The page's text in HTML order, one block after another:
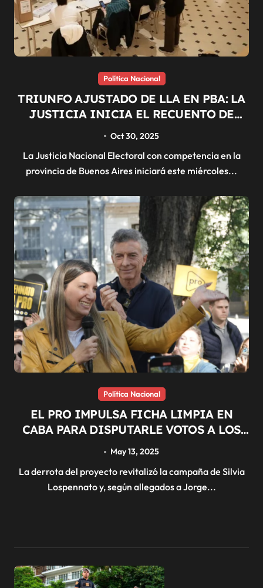
Política Nacional
TRIUNFO AJUSTADO DE LLA EN PBA: LA
JUSTICIA INICIA EL RECUENTO DE
Oct 30, 2025
La Justicia Nacional Electoral con competencia en la
provincia de Buenos Aires iniciará este miércoles...
Política Nacional
EL PRO IMPULSA FICHA LIMPIA EN
CABA PARA DISPUTARLE VOTOS A LOS
LIBERTARIOS
May 13, 2025
La derrota del proyecto revitalizó la campaña de Silvia
Lospennato y, según allegados a Jorge...